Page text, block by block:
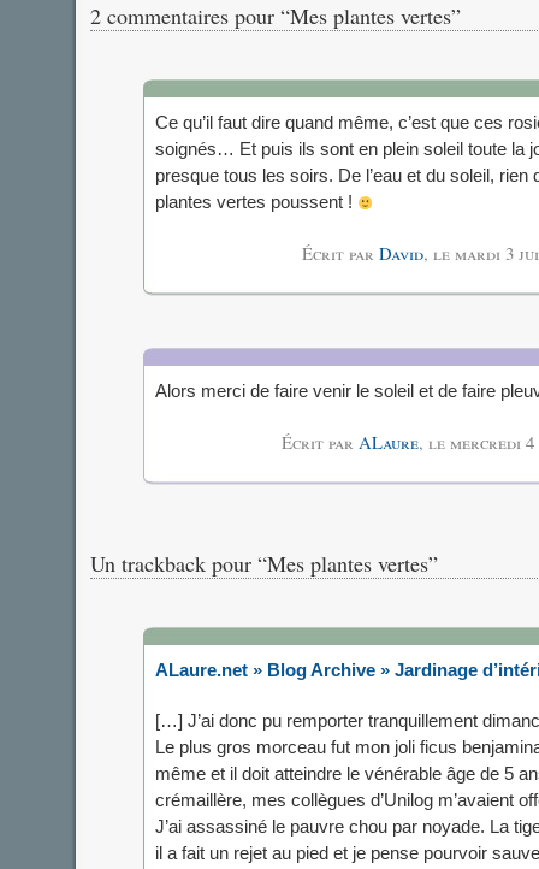
2 commentaires pour “Mes plantes vertes”
Ce qu’il faut dire quand même, c’est que ces
soignés… Et puis ils sont en plein soleil toute la
presque tous les soirs. De l’eau et du soleil, rien
plantes vertes poussent !
Écrit par David, le mardi 3
Alors merci de faire venir le soleil et de faire
Écrit par ALaure, le mercredi 4
Un trackback pour “Mes plantes vertes”
ALaure.net » Blog Archive » Jardinage
[…] J’ai donc pu remporter tranquillement
Le plus gros morceau fut mon joli ficus
même et il doit atteindre le vénérable âge de 5
crémaillère, mes collègues d’Unilog m’avaient
J’ai assassiné le pauvre chou par noyade. La
il a fait un rejet au pied et je pense pourvoir